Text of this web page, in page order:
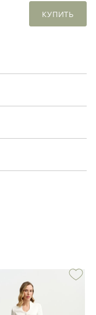
КУПИТЬ